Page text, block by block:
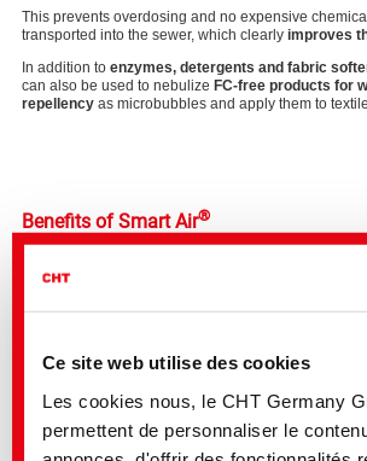
Ce site web utilise des cookies
Les cookies nous, le CHT Germany
permettent de personnaliser le
This prevents overdosing and no expensive
transported into the sewer, which clearly improves
In addition to enzymes, detergents and fabric
can also be used to nebulize FC-free products for
repellency as microbubbles and apply them to
Benefits of Smart Air®
Energy-saving, as there is no free liquor
Please